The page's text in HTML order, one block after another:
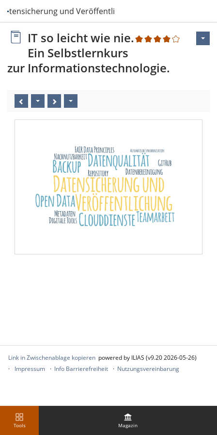
und Veröffentlichung
Tools Magazin
1
IT so leicht wie nie.
Ein Selbstlernkurs
zur Informationstechnologie.
Link in Zwischenablage kopieren powered by ILIAS (v9.20 2026-05-26)
Impressum
Info Barrierefreiheit Nutzungsvereinbarung